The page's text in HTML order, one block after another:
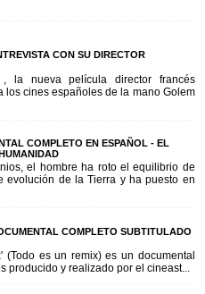
CON SU DIRECTOR
, la nueva película director francés
los cines españoles de la mano Golem
COMPLETO EN ESPAÑOL - EL
el hombre ha roto el equilibrio de
evolución de la Tierra y ha puesto en
COMPLETO SUBTITULADO
(Todo es un remix) es un documental
producido y realizado por el cineast...